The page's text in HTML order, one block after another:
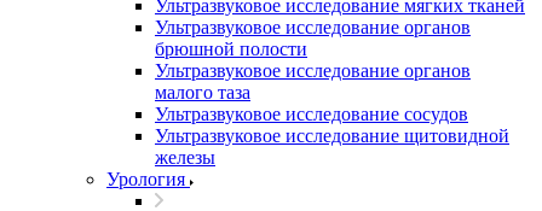
Ультразвуковое исследование мягких тканей
Ультразвуковое исследование органов
брюшной полости
Ультразвуковое исследование органов
малого таза
Ультразвуковое исследование сосудов
Ультразвуковое исследование щитовидной
железы
Урология